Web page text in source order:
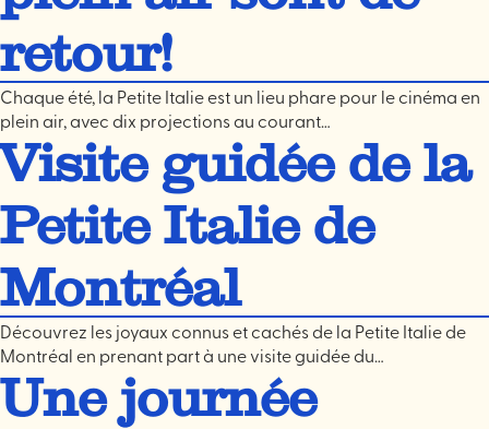
retour!
Chaque été, la Petite Italie est un lieu phare pour le cinéma en
plein air, avec dix projections au courant…
Visite guidée de la
Petite Italie de
Montréal
Découvrez les joyaux connus et cachés de la Petite Italie de
Montréal en prenant part à une visite guidée du…
Une journée